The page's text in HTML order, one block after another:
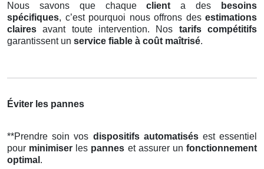
Nous savons que chaqueclient a des
besoins
spécifiques, c’est pourquoi nous offrons des estimations
claires avant toute intervention. Nos tarifs compétitifs
garantissent un service fiable à coût maîtrisé.
Éviter les pannes
**Prendre soin vos dispositifs automatisésest essentiel
pour minimiser les pannes et assurer unfonctionnement
optimal .